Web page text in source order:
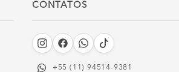
CONTATOS
+55 (11) 94514-9381‬